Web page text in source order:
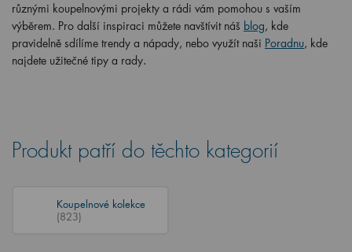
různými koupelnovými projekty a rádi vám pomohou s vaším
výběrem. Pro další inspiraci můžete navštívit náš blog, kde
pravidelně sdílíme trendy a nápady, nebo využít naši Poradnu, kde
najdete užitečné tipy a rady.
Produkt patří do těchto kategorií
Koupelnové kolekce
(823)